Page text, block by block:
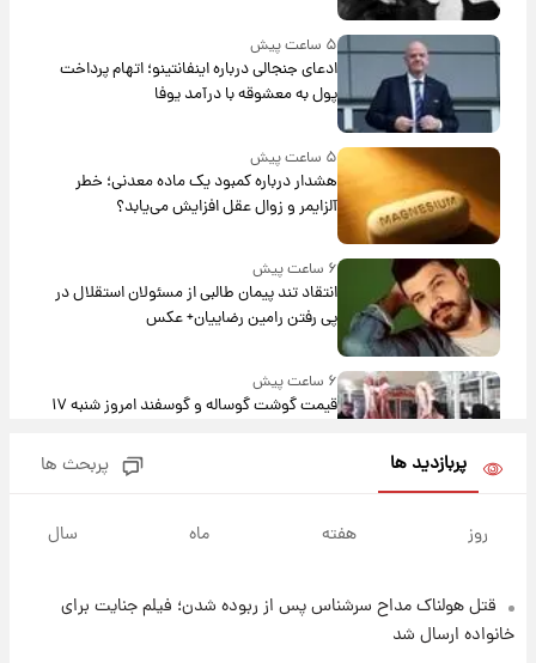
۵ ساعت پیش
ادعای جنجالی درباره اینفانتینو؛ اتهام پرداخت
پول به معشوقه با درآمد یوفا
۵ ساعت پیش
هشدار درباره کمبود یک ماده معدنی؛ خطر
آلزایمر و زوال عقل افزایش می‌یابد؟
۶ ساعت پیش
انتقاد تند پیمان طالبی از مسئولان استقلال در
پی رفتن رامین رضاییان+ عکس
۶ ساعت پیش
قیمت گوشت گوساله و گوسفند امروز شنبه ۱۷
شوید+ فیلم
۷ ساعت پیش
پربازدید ها پربحث ها
روز هفته ماه سال
قتل هولناک مداح سرشناس پس از ربوده شدن؛ فیلم جنایت برای
خانواده ارسال شد